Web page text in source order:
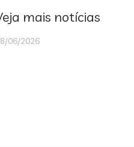
mais notícias
06/2026